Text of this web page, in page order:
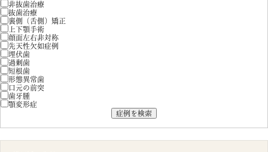
非抜歯治療
抜歯治療
裏側（舌側）矯正
上下顎手術
顔面左右非対称
先天性欠如症例
埋伏歯
過剰歯
短根歯
形態異常歯
口元の前突
歯牙腫
顎変形症